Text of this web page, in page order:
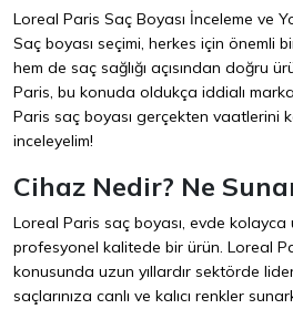
Loreal Paris Saç Boyası İnceleme ve
Saç boyası seçimi, herkes için önemli
hem de saç sağlığı açısından doğru
Paris, bu konuda oldukça iddialı
Paris saç boyası gerçekten vaatlerini
inceleyelim!
Cihaz Nedir? Ne
Loreal Paris saç boyası, evde
profesyonel kalitede bir ürün. Loreal
konusunda uzun yıllardır sektörde
saçlarınıza canlı ve kalıcı renkler